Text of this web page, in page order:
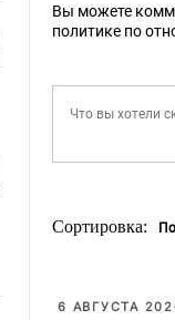
Вы можете
политике по
Сортировка:
6 АВГУСТА